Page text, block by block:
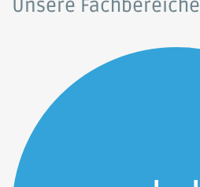
Unsere Fachbereiche